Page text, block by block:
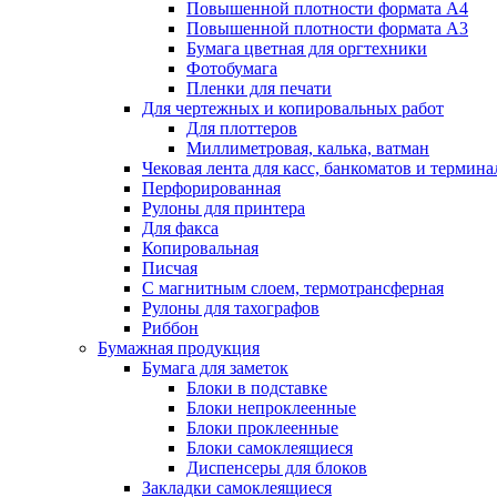
Повышенной плотности формата А4
Повышенной плотности формата А3
Бумага цветная для оргтехники
Фотобумага
Пленки для печати
Для чертежных и копировальных работ
Для плоттеров
Миллиметровая, калька, ватман
Чековая лента для касс, банкоматов и
Перфорированная
Рулоны для принтера
Для факса
Копировальная
Писчая
С магнитным слоем, термотрансферная
Рулоны для тахографов
Риббон
Бумажная продукция
Бумага для заметок
Блоки в подставке
Блоки непроклеенные
Блоки проклеенные
Блоки самоклеящиеся
Диспенсеры для блоков
Закладки самоклеящиеся